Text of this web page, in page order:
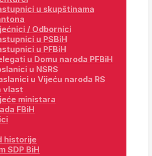
u skupštinama
/ Odbornici
u PSBiH
u PFBiH
u Domu naroda PFBiH
u NSRS
u Vijeću naroda RS
vlast
ministara
FBiH
historije
SDP BiH